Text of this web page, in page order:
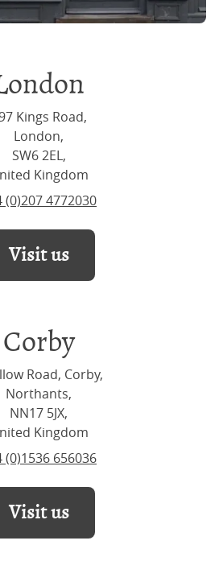
Kings Road,
London,
SW6 2EL,
Kingdom
(0)207 4772030
Visit us
Corby
Road, Corby,
Northants,
NN17 5JX,
Kingdom
(0)1536 656036
Visit us